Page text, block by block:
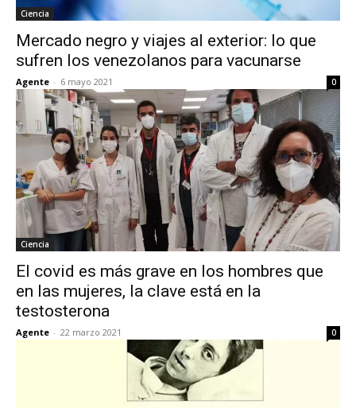
Ciencia
Mercado negro y viajes al exterior: lo que
sufren los venezolanos para vacunarse
Agente - 6 mayo 2021 0
Ciencia
El covid es más grave en los hombres que
en las mujeres, la clave está en la
testosterona
Agente - 22 marzo 2021 0